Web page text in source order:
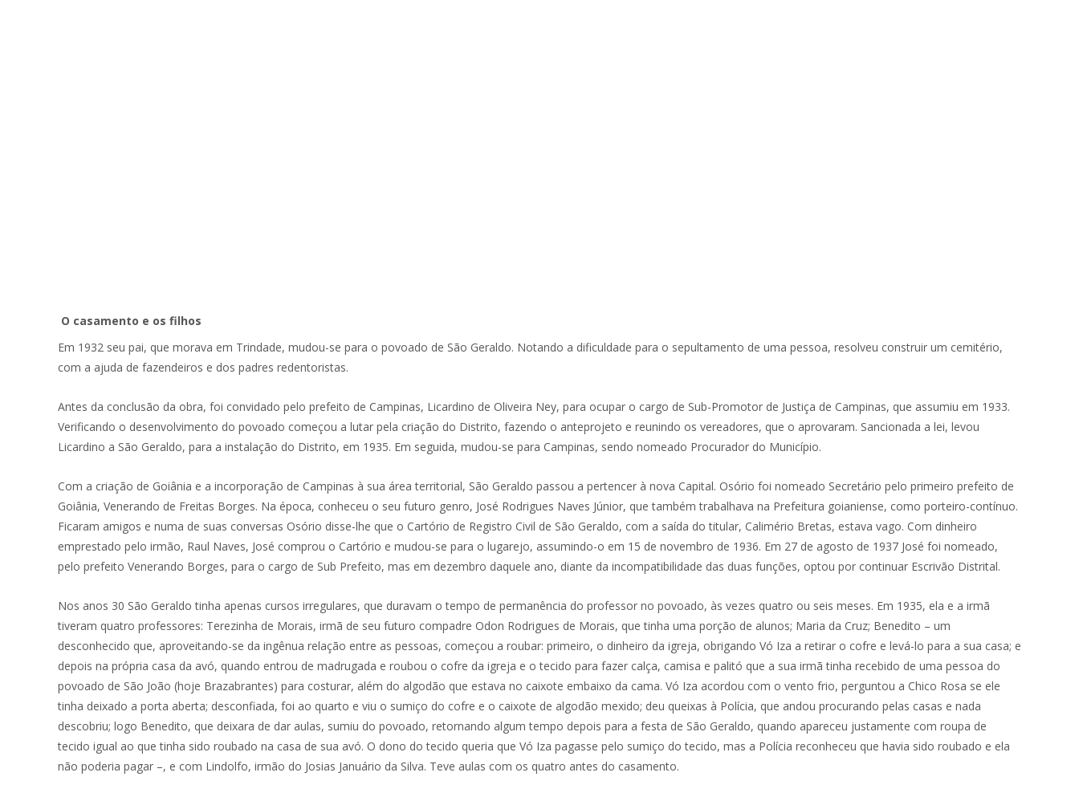
O casamento e os filhos
Em 1932 seu pai, que morava em Trindade, mudou-se para o povoado de São Geraldo. Notando a dificuldade para o sepultamento de uma pessoa, resolveu construir um cemitério,
com a ajuda de fazendeiros e dos padres redentoristas.
Antes da conclusão da obra, foi convidado pelo prefeito de Campinas, Licardino de Oliveira Ney, para ocupar o cargo de Sub-Promotor de Justiça de Campinas, que assumiu em 1933.
Verificando o desenvolvimento do povoado começou a lutar pela criação do Distrito, fazendo o anteprojeto e reunindo os vereadores, que o aprovaram. Sancionada a lei, levou
Licardino a São Geraldo, para a instalação do Distrito, em 1935. Em seguida, mudou-se para Campinas, sendo nomeado Procurador do Município.
Com a criação de Goiânia e a incorporação de Campinas à sua área territorial, São Geraldo passou a pertencer à nova Capital. Osório foi nomeado Secretário pelo primeiro prefeito de
Goiânia, Venerando de Freitas Borges. Na época, conheceu o seu futuro genro, José Rodrigues Naves Júnior, que também trabalhava na Prefeitura goianiense, como porteiro-contínuo.
Ficaram amigos e numa de suas conversas Osório disse-lhe que o Cartório de Registro Civil de São Geraldo, com a saída do titular, Calimério Bretas, estava vago. Com dinheiro
emprestado pelo irmão, Raul Naves, José comprou o Cartório e mudou-se para o lugarejo, assumindo-o em 15 de novembro de 1936. Em 27 de agosto de 1937 José foi nomeado,
pelo prefeito Venerando Borges, para o cargo de Sub Prefeito, mas em dezembro daquele ano, diante da incompatibilidade das duas funções, optou por continuar Escrivão Distrital.
Nos anos 30 São Geraldo tinha apenas cursos irregulares, que duravam o tempo de permanência do professor no povoado, às vezes quatro ou seis meses. Em 1935, ela e a irmã
tiveram quatro professores: Terezinha de Morais, irmã de seu futuro compadre Odon Rodrigues de Morais, que tinha uma porção de alunos; Maria da Cruz; Benedito – um
desconhecido que, aproveitando-se da ingênua relação entre as pessoas, começou a roubar: primeiro, o dinheiro da igreja, obrigando Vó Iza a retirar o cofre e levá-lo para a sua casa; e
depois na própria casa da avó, quando entrou de madrugada e roubou o cofre da igreja e o tecido para fazer calça, camisa e palitó que a sua irmã tinha recebido de uma pessoa do
povoado de São João (hoje Brazabrantes) para costurar, além do algodão que estava no caixote embaixo da cama. Vó Iza acordou com o vento frio, perguntou a Chico Rosa se ele
tinha deixado a porta aberta; desconfiada, foi ao quarto e viu o sumiço do cofre e o caixote de algodão mexido; deu queixas à Polícia, que andou procurando pelas casas e nada
descobriu; logo Benedito, que deixara de dar aulas, sumiu do povoado, retornando algum tempo depois para a festa de São Geraldo, quando apareceu justamente com roupa de
tecido igual ao que tinha sido roubado na casa de sua avó. O dono do tecido queria que Vó Iza pagasse pelo sumiço do tecido, mas a Polícia reconheceu que havia sido roubado e ela
não poderia pagar –, e com Lindolfo, irmão do Josias Januário da Silva. Teve aulas com os quatro antes do casamento.